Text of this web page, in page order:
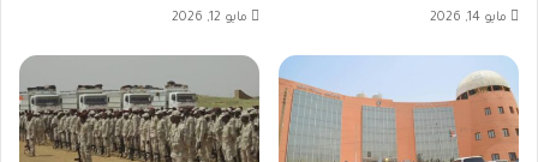
مايو 14, 2026 مايو 12, 2026